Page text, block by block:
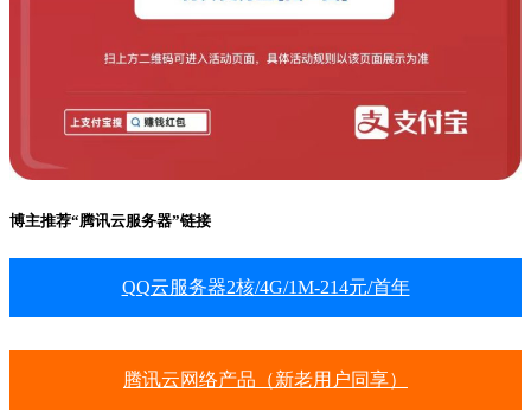
博主推荐“腾讯云服务器”链接
QQ云服务器2核/4G/1M-214元/首年
腾讯云网络产品（新老用户同享）